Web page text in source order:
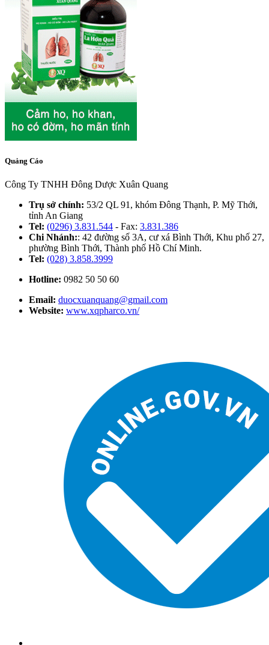
Quảng Cáo
Công Ty TNHH Đông Dược Xuân Quang
Trụ sở chính: 53/2 QL 91, khóm Đông Thạnh, P. Mỹ Thới,
tỉnh An Giang
Tel: (0296) 3.831.544 - Fax: 3.831.386
Chi Nhánh:: 42 đường số 3A, cư xá Bình Thới, Khu phố 27,
phường Bình Thới, Thành phố Hồ Chí Minh.
Tel: (028) 3.858.3999
Hotline: 0982 50 50 60
Email: duocxuanquang@gmail.com
Website: www.xqpharco.vn/